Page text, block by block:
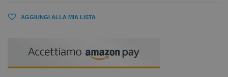
AGGIUNGI ALLA MIA LISTA